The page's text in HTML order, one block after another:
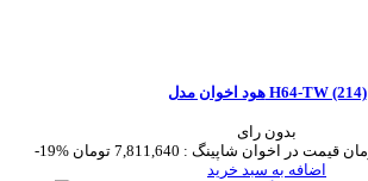
هود اخوان مدل H64-TW (214)
بدون رای
-19%
قیمت در اخوان شاپینگ : 7,811,640 تومان
اضافه به سبد خرید